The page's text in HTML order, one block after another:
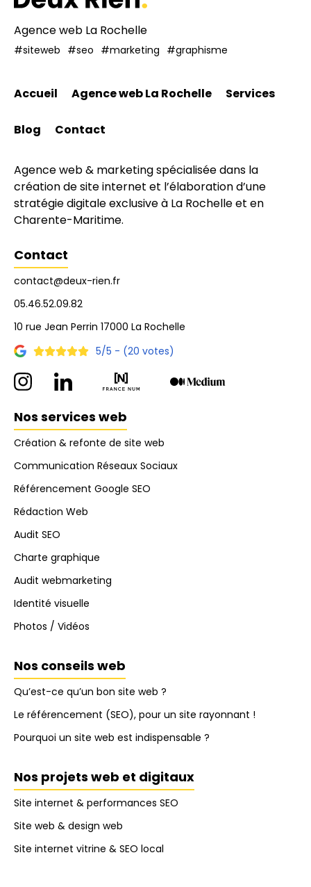
Agence web La Rochelle
#siteweb #seo #marketing #graphisme
Accueil Agence web La Rochelle Services
Blog Contact
Agence web & marketing spécialisée dans la
création de site internet et l’élaboration d’une
stratégie digitale exclusive à La Rochelle et en
Charente-Maritime.
Contact
contact@deux-rien.fr
05.46.52.09.82
10 rue Jean Perrin 17000 La Rochelle
5/5 - (20 votes)
Nos services web
Création & refonte de site web
Communication Réseaux Sociaux
Référencement Google SEO
Rédaction Web
Audit SEO
Charte graphique
Audit webmarketing
Identité visuelle
Photos / Vidéos
Nos conseils web
Qu’est-ce qu’un bon site web ?
Le référencement (SEO), pour un site rayonnant !
Pourquoi un site web est indispensable ?
Nos projets web et digitaux
Site internet & performances SEO
Site web & design web
Site internet vitrine & SEO local